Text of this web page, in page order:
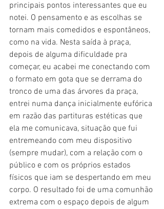
principais pontos interessantes que eu
notei. O pensamento e as escolhas se
tornam mais comedidos e espontâneos,
como na vida. Nesta saída à praça,
depois de alguma dificuldade pra
começar, eu acabei me conectando com
o formato em gota que se derrama do
tronco de uma das árvores da praça,
entrei numa dança inicialmente eufórica
em razão das partituras estéticas que
ela me comunicava, situação que fui
entremeando com meu dispositivo
(sempre mudar), com a relação com o
público e com os próprios estados
físicos que iam se despertando em meu
corpo. O resultado foi de uma comunhão
extrema com o espaço depois de algum